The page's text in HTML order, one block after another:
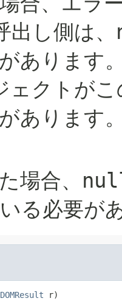
出し側は
あります
ェクトが
あります
場合、
る必要が
DOMResult r)